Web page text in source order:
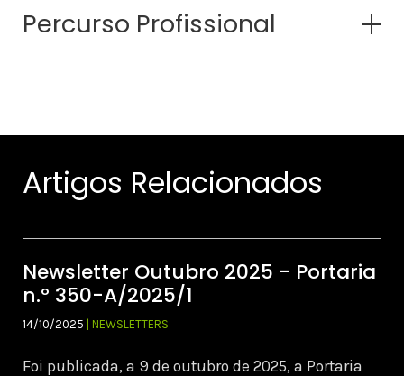
Percurso Profissional
Artigos Relacionados
Newsletter Outubro 2025 - Portaria
n.º 350-A/2025/1
14/10/2025 | NEWSLETTERS
Foi publicada, a 9 de outubro de 2025, a Portaria